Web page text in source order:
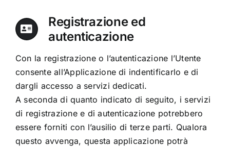
Registrazione ed
autenticazione
Con la registrazione o l’autenticazione l’Utente
consente all’Applicazione di indentificarlo e di
dargli accesso a servizi dedicati.
A seconda di quanto indicato di seguito, i servizi
di registrazione e di autenticazione potrebbero
essere forniti con l’ausilio di terze parti. Qualora
questo avvenga, questa applicazione potrà